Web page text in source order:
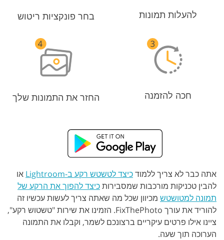
להעלות תמונות בחר פונקציות ריטוש
חכה להזמנה החזר את התמונות שלך
אתה כבר לא צריך ללמודכיצד לטשטש רקע ב-Lightroom
או
להבין טכניקות מורכבות שמסבירותכיצד להפוך את הרקע של
תמונה למטושטש מכיוון שכל מה שאתה צריך לעשות עכשיו זה
להוריד את עורך FixThePhoto. הזמינו את שירות "טשטוש רקע",
ציינו אילו פרטים עיקריים ברצונכם לשמר, וקבלו את התמונה
הערוכה תוך שעה.